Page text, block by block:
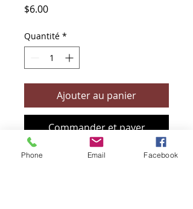
$6.00Prix
Quantité *
Ajouter au panier
Commander et payer
Phone Email Facebook